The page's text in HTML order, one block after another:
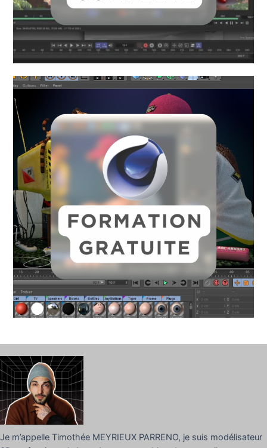
Je m’appelle Timothée MEYRIEUX PARRENO, je suis modélisateur